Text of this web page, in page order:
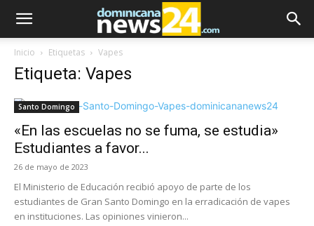
Inicio Etiquetas Vapes
Etiqueta: Vapes
Santo Domingo
«En las escuelas no se fuma, se estudia»
Estudiantes a favor...
26 de mayo de 2023
El Ministerio de Educación recibió apoyo de parte de los
estudiantes de Gran Santo Domingo en la erradicación de vapes
en instituciones. Las opiniones vinieron...